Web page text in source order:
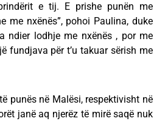
e tij. E prishe punën me
me nxënës”, pohoi Paulina, duke
ndier lodhje me nxënës , por me
fundjava për t’u takuar sërish me
punës në Malësi, respektivisht në
janë aq njerëz të mirë saqë nuk